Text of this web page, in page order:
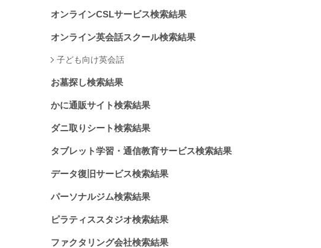
オンラインCSLサービス検索結果
オンライン英会話スクール検索結果
子ども向け英会話
お墓探し検索結果
かに通販サイト検索結果
ダニ取りシート検索結果
タブレット学習・通信教育サービス検索結果
データ復旧サービス検索結果
パーソナルジム検索結果
ピラティススタジオ検索結果
ファクタリング会社検索結果